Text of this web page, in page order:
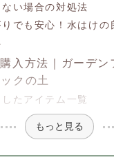
い場合の対処法
でも安心！水はけの
入方法｜ガーデン
クの土
したアイテム一覧
もっと見る